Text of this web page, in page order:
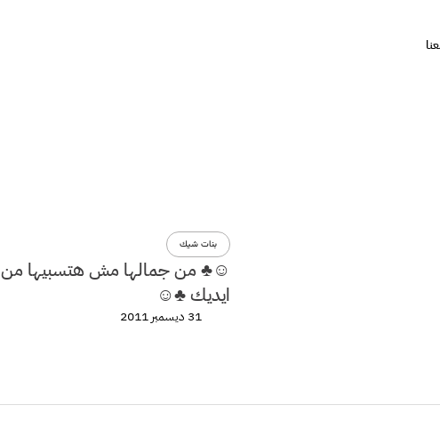
بنات شيك
☺♣ من جمالها مش هتسبيها من
ايديك ♣☺
31 ديسمبر 2011